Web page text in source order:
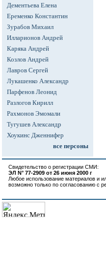
Дементьева Елена
Еременко Константин
Зурабов Михаил
Илларионов Андрей
Каряка Андрей
Козлов Андрей
Лавров Сергей
Лукашенко Александр
Парфенов Леонид
Разлогов Кирилл
Рахмонов Эмомали
Тугушев Александр
Хоукинс Дженнифер
все персоны
Свидетельство о регистрации СМИ:
ЭЛ N° 77-2909 от 26 июня 2000 г
Любое использование материалов и
возможно только по согласованию с